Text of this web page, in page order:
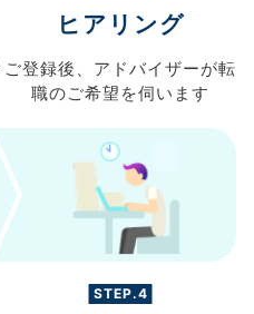
ヒアリング
ご登録後、 アドバイザーが転
職のご希望を伺います
STEP.4